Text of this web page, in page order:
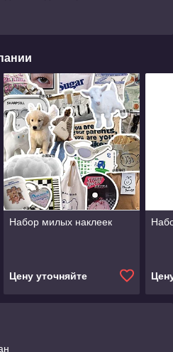
Набор милых наклеек
Цену уточняйте